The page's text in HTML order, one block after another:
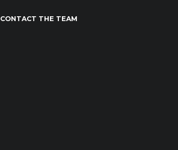
CONTACT THE TEAM